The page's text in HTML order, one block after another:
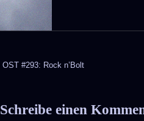
OST #293: Rock n’Bolt
Schreibe einen